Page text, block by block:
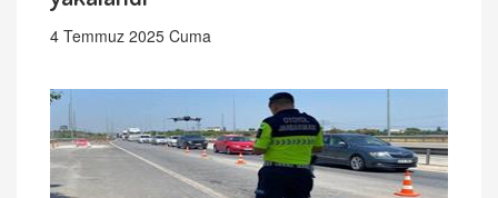
4 Temmuz 2025 Cuma